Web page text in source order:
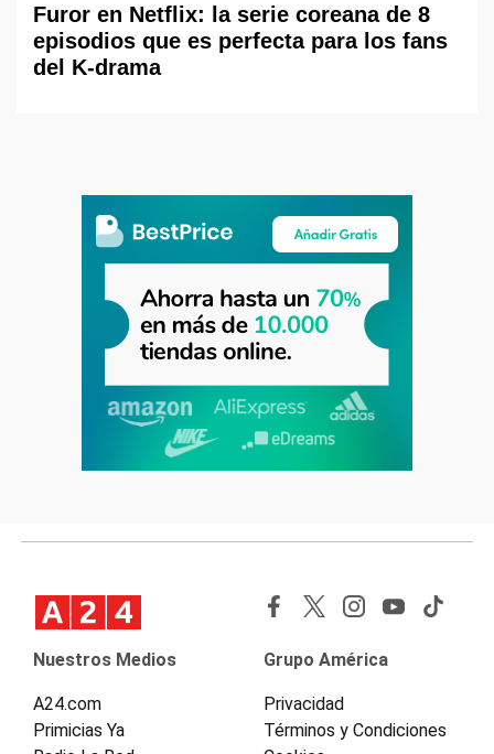
Furor en Netflix: la serie coreana de 8
episodios que es perfecta para los fans
del K-drama
Nuestros Medios
A24.com
Primicias Ya
Grupo América
Privacidad
Términos y Condiciones